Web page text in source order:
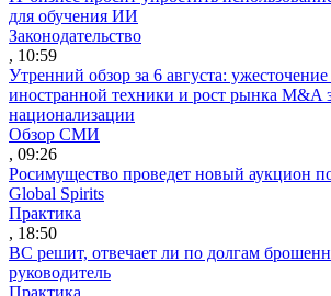
для обучения ИИ
Законодательство
, 10:59
Утренний обзор за 6 августа:
иностранной техники и рост рынка M&A
национализации
Обзор СМИ
, 09:26
Росимущество проведет новый аукцион
Global Spirits
Практика
, 18:50
ВС решит, отвечает ли по долгам
руководитель
Практика